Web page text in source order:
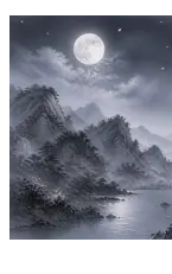
何把大心事写进最